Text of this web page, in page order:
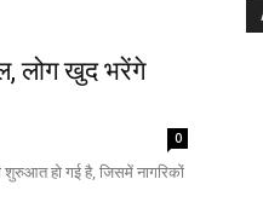
लोग खुद भरेंगे
0
हो गई है, जिसमें नागरिकों